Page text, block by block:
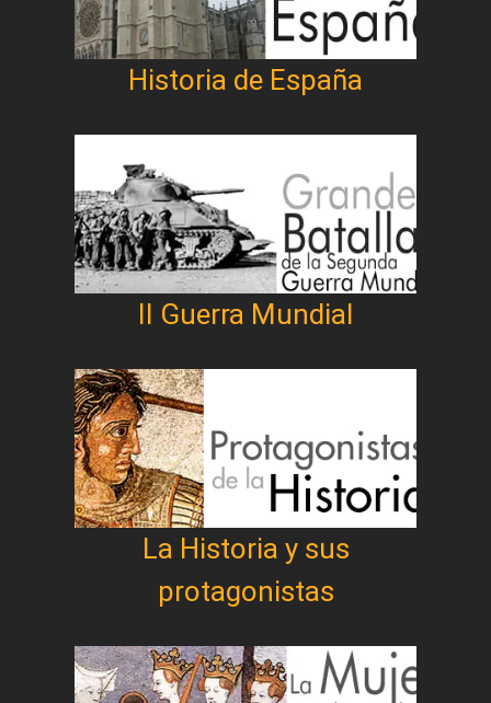
Historia de España
II Guerra Mundial
La Historia y sus
protagonistas